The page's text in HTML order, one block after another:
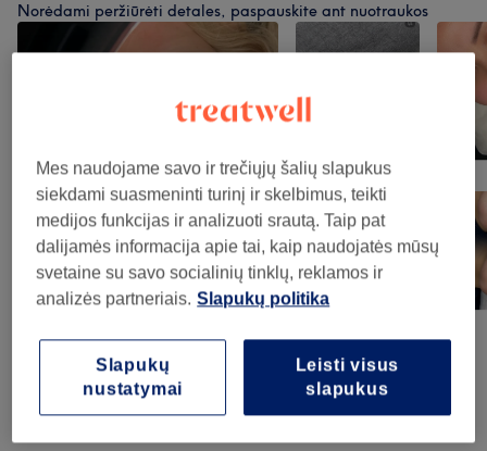
Norėdami peržiūrėti detales, paspauskite ant nuotraukos
Atsiliepimai apie saloną
Mes naudojame savo ir trečiųjų šalių slapukus
siekdami suasmeninti turinį ir skelbimus, teikti
medijos funkcijas ir analizuoti srautą. Taip pat
dalijamės informacija apie tai, kaip naudojatės mūsų
svetaine su savo socialinių tinklų, reklamos ir
analizės partneriais. Slapukų politika
Leisti visus
slapukus
Slapukų
nustatymai